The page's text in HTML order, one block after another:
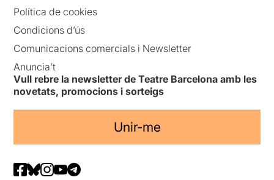
Política de cookies
Condicions d’ús
Comunicacions comercials i Newsletter
Anuncia’t
Vull rebre la newsletter de Teatre Barcelona amb les
novetats, promocions i sorteigs
Unir-me